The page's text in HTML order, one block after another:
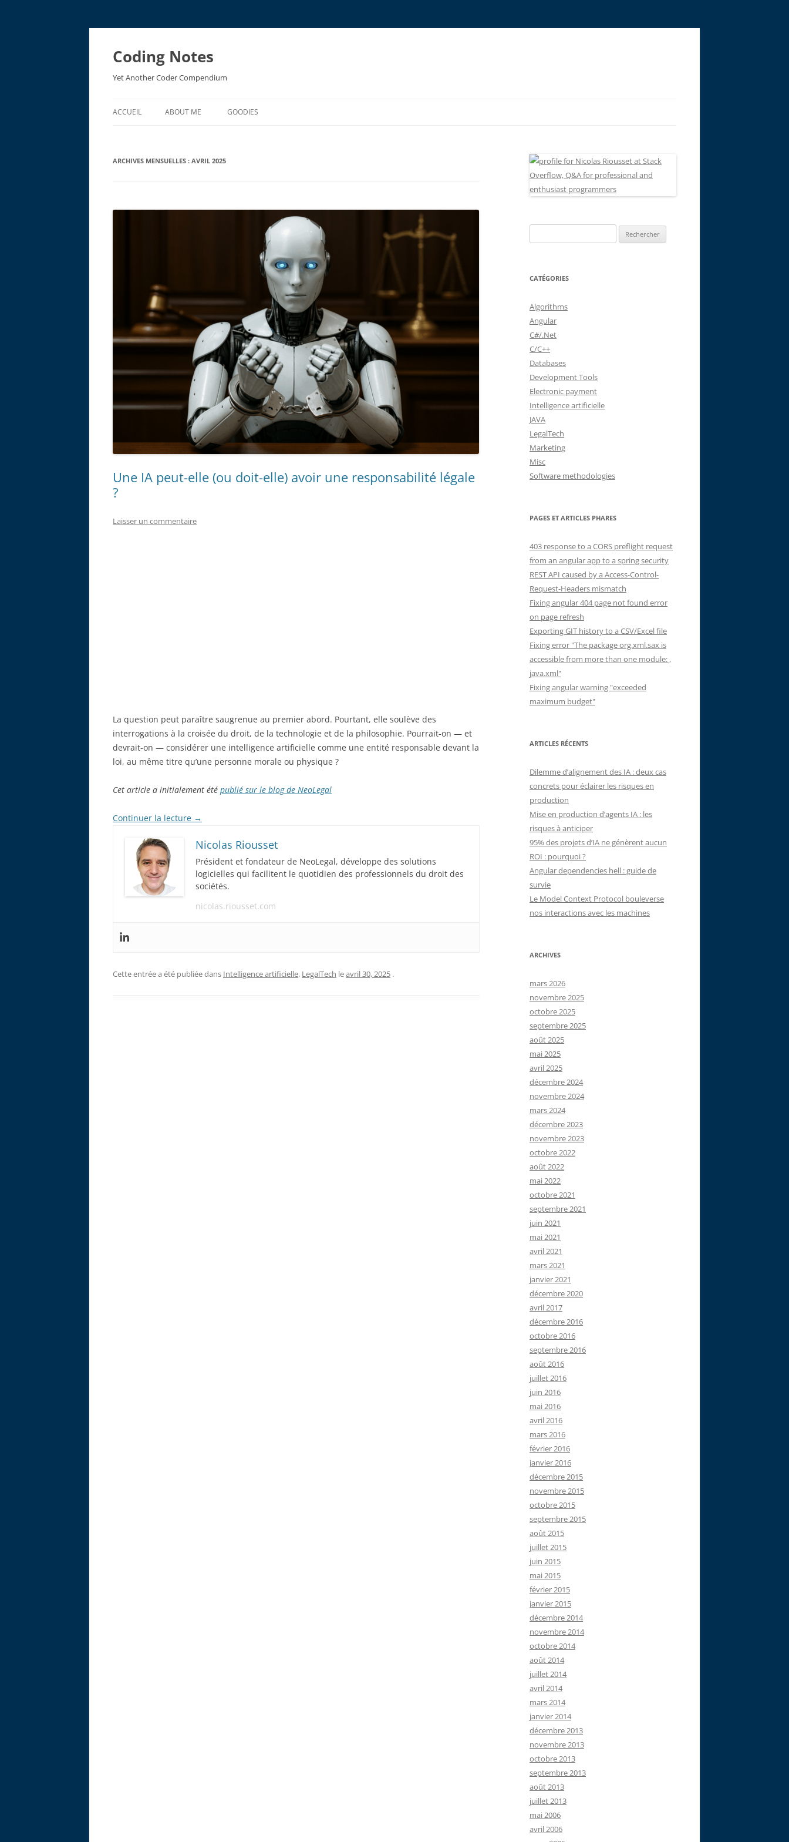
Aller
contenu
Coding Notes
Yet Another Coder Compendium
ACCUEIL ABOUT ME GOODIES
ARCHIVES MENSUELLES : AVRIL 2025
Une IA peut-elle (ou doit-elle) avoir une responsabilité légale
?
Laisser un commentaire
La question peut paraître saugrenue au premier abord. Pourtant, elle soulève des
interrogations à la croisée du droit, de la technologie et de la philosophie. Pourrait-on — et
devrait-on — considérer une intelligence artificielle comme une entité responsable devant la
loi, au même titre qu’une personne morale ou physique ?
Cet article a initialement été publié sur le blog de NeoLegal
Continuer la lecture →
Nicolas Riousset
Président et fondateur de NeoLegal, développe des solutions
logicielles qui facilitent le quotidien des professionnels du droit des
sociétés.
nicolas.riousset.com
Cette entrée a été publiée dans Intelligence artificielle, LegalTech leavril 30, 2025 .
CATÉGORIES
Algorithms
Angular
C#/.Net
C/C++
Databases
Development Tools
Electronic payment
Intelligence artificielle
JAVA
LegalTech
Marketing
Misc
Software methodologies
PAGES ET ARTICLES PHARES
403 response to a CORS preflight request
from an angular app to a spring security
REST API caused by a Access-Control-
Request-Headers mismatch
Fixing angular 404 page not found error
on page refresh
Exporting GIT history to a CSV/Excel file
Fixing error "The package org.xml.sax is
accessible from more than one module: ,
java.xml"
Fixing angular warning "exceeded
maximum budget"
ARTICLES RÉCENTS
Dilemme d’alignement des IA : deux cas
concrets pour éclairer les risques en
production
Mise en production d’agents IA : les
risques à anticiper
95% des projets d’IA ne génèrent aucun
ROI : pourquoi ?
Angular dependencies hell : guide de
survie
Le Model Context Protocol bouleverse
nos interactions avec les machines
ARCHIVES
mars 2026
novembre 2025
octobre 2025
septembre 2025
août 2025
mai 2025
avril 2025
décembre 2024
novembre 2024
mars 2024
décembre 2023
novembre 2023
octobre 2022
août 2022
mai 2022
octobre 2021
septembre 2021
juin 2021
mai 2021
avril 2021
mars 2021
janvier 2021
décembre 2020
avril 2017
décembre 2016
octobre 2016
septembre 2016
août 2016
juillet 2016
juin 2016
mai 2016
avril 2016
mars 2016
février 2016
janvier 2016
décembre 2015
novembre 2015
octobre 2015
septembre 2015
août 2015
juillet 2015
juin 2015
mai 2015
février 2015
janvier 2015
décembre 2014
novembre 2014
octobre 2014
août 2014
juillet 2014
avril 2014
mars 2014
janvier 2014
décembre 2013
novembre 2013
octobre 2013
septembre 2013
août 2013
juillet 2013
mai 2006
avril 2006